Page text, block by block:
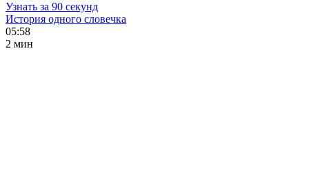
Узнать за 90 секунд
История одного словечка
05:58
2 мин